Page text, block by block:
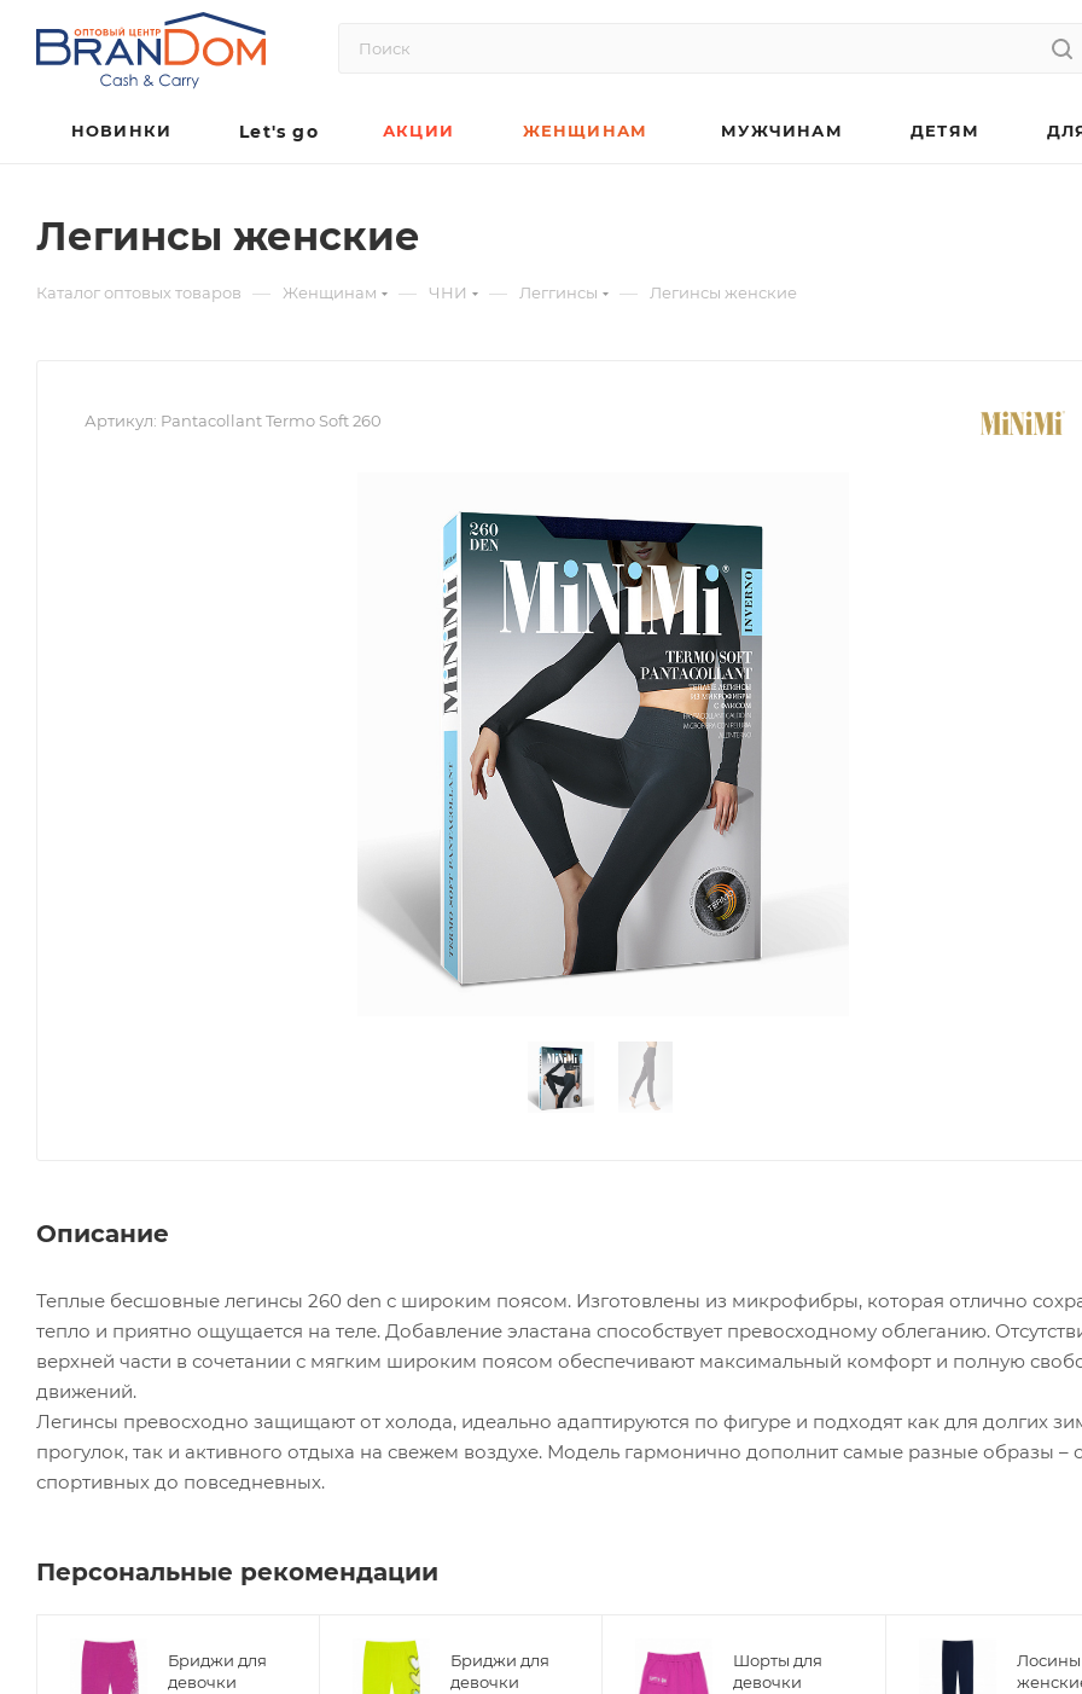
НОВИНКИ Let's go АКЦИИ ЖЕНЩИНАМ МУЖЧИНАМ ДЕТЯМ
Легинсы женские
Каталог оптовых товаров — Женщинам — ЧНИ — Леггинсы — Легинсы женские
Артикул: Pantacollant Termo Soft 260
Описание
Теплые бесшовные легинсы 260 den с широким поясом. Изготовлены из микрофибры, которая отлично
тепло и приятно ощущается на теле. Добавление эластана способствует превосходному облеганию.
верхней части в сочетании с мягким широким поясом обеспечивают максимальный комфорт и полную
движений.
Легинсы превосходно защищают от холода, идеально адаптируются по фигуре и подходят как для долгих
прогулок, так и активного отдыха на свежем воздухе. Модель гармонично дополнит самые разные образы –
спортивных до повседневных.
Персональные рекомендации
Бриджи для
девочки
Бриджи для
девочки
Шорты для
девочки
Лосины